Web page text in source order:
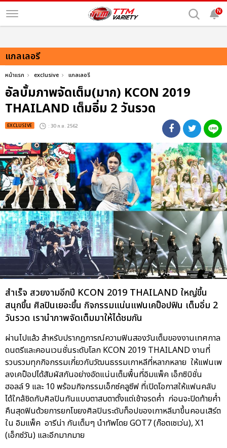
N
แกลเลอรี
หน้าแรก exclusive แกลเลอรี
อัลบั้มภาพจัดเต็ม(มาก) KCON 2019
THAILAND เต็มอิ่ม 2 วันรวด
EXCLUSIVE : 30 ก.ย. 2562
สำเร็จ สวยงามอีกปี KCON 2019 THAILAND ใหญ่ขึ้น
สนุกขึ้น ศิลปินเยอะขึ้น กิจกรรมแน่นแฟนเคป็อปฟิน เต็มอิ่ม 2
วันรวด เรานำภาพจัดเต็มมาให้ได้ชมกัน
ผ่านไปแล้ว สำหรับปรากฏการณ์ความฟินสองวันเต็มของงานเทศกาล
ดนตรีและคอนเวนชั่นระดับโลก KCON 2019 THAILAND งานที่
รวบรวมทุกกิจกรรมเกี่ยวกับวัฒนธรรมเกาหลีที่หลากหลาย ให้แฟนเพ
ลงเคป็อปได้สัมผัสกันอย่างอัดแน่นเต็มพื้นที่อิมแพ็ค เอ็กซิบิชั่น
ฮอลล์ 9 และ 10 พร้อมกิจกรรมเอ็กซ์คลูซีฟ ที่เปิดโอกาสให้แฟนคลับ
ได้ใกล้ชิดกับศิลปินกันแบบตาสบตาตั้งแต่เช้าจรดค่ำ ก่อนจะปิดท้ายค่ำ
คืนสุดฟินด้วยการยกโขยงศิลปินระดับท็อปของเกาหลีมาขึ้นคอนเสิร์ต
ใน อิมแพ็ค อารีน่า กันเต็มๆ นำทัพโดย GOT7 (ก๊อตเซเว่น), X1
(เอ็กซ์วัน) และอีกมากมาย